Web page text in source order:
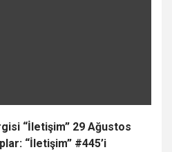
“İletişim” 29 Ağustos
“İletişim” #445’i